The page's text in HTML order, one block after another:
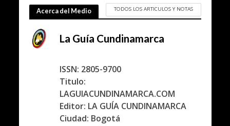
Acerca del Medio TODOS LOS ARTICULOS Y NOTAS
La Guía Cundinamarca
ISSN: 2805-9700
Titulo:
LAGUIACUNDINAMARCA.COM
Editor: LA GUÍA CUNDINAMARCA
Ciudad: Bogotá